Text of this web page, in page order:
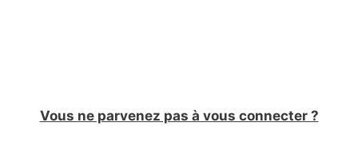
Vous ne parvenez pas à vous connecter ?